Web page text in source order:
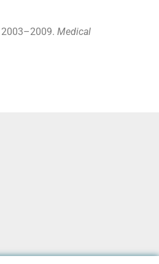
2003–2009. Medical